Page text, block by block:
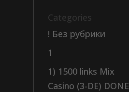
Categories
! Без рубрики
1
1) 1500 links Mix
Casino (3-DE) DONE